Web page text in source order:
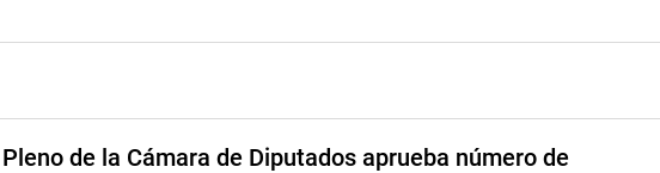
Pleno de la Cámara de Diputados aprueba número de